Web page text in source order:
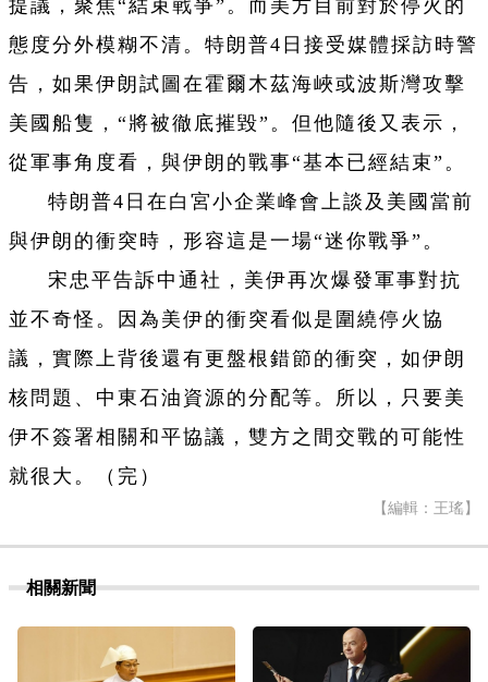
提議，聚焦“結束戰爭”。而美方目前對於停火的
態度分外模糊不清。特朗普4日接受媒體採訪時警
告，如果伊朗試圖在霍爾木茲海峽或波斯灣攻擊
美國船隻，“將被徹底摧毀”。但他隨後又表示，
從軍事角度看，與伊朗的戰事“基本已經結束”。
特朗普4日在白宮小企業峰會上談及美國當前
與伊朗的衝突時，形容這是一場“迷你戰爭”。
宋忠平告訴中通社，美伊再次爆發軍事對抗
並不奇怪。因為美伊的衝突看似是圍繞停火協
議，實際上背後還有更盤根錯節的衝突，如伊朗
核問題、中東石油資源的分配等。所以，只要美
伊不簽署相關和平協議，雙方之間交戰的可能性
就很大。（完）
【編輯：王瑤】
相關新聞